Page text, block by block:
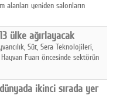
alanları yeniden salonların
açıklıyor.
ülke ağırlayacak
Süt, Sera Teknolojileri,
Fuarı öncesinde sektörün
ikinci sırada yer